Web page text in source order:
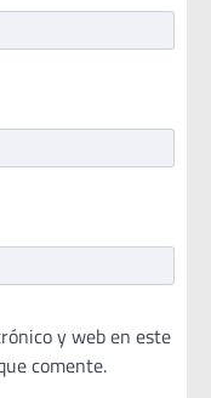
y web en este
comente.